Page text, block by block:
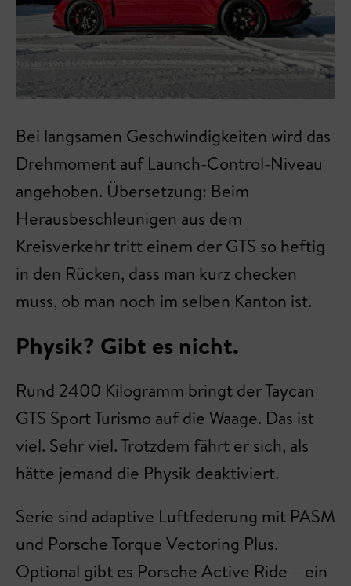
Bei langsamen Geschwindigkeiten wird das
Drehmoment auf Launch-Control-Niveau
angehoben. Übersetzung: Beim
Herausbeschleunigen aus dem
Kreisverkehr tritt einem der GTS so heftig
in den Rücken, dass man kurz checken
muss, ob man noch im selben Kanton ist.
Physik? Gibt es nicht.
Rund 2400 Kilogramm bringt der Taycan
GTS Sport Turismo auf die Waage. Das ist
viel. Sehr viel. Trotzdem fährt er sich, als
hätte jemand die Physik deaktiviert.
Serie sind adaptive Luftfederung mit PASM
und Porsche Torque Vectoring Plus.
Optional gibt es Porsche Active Ride – ein